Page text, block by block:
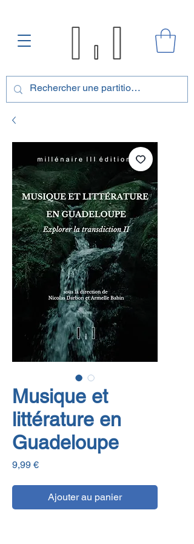
Musique et
littérature en
Guadeloupe
9,99 €Prix
Ajouter au panier